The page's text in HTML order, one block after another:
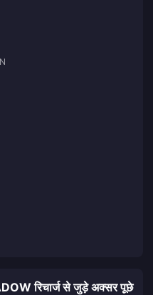
रिचार्ज से जुड़े अक्सर पूछे